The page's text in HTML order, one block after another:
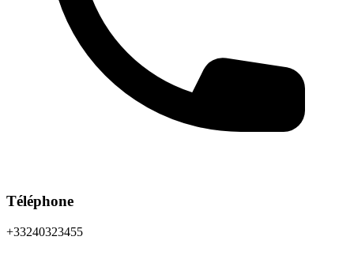
Téléphone
+33240323455